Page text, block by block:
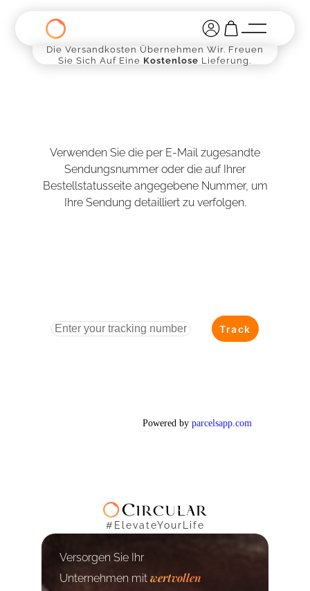
Die Versandkosten Übernehmen Wir. Freuen
Sie Sich Auf Eine Kostenlose Lieferung.
Verwenden Sie die per E-Mail zugesandte
Sendungsnummer oder die auf Ihrer
Bestellstatusseite angegebene Nummer, um
Ihre Sendung detailliert zu verfolgen.
#ElevateYourLife
Versorgen Sie Ihr
Unternehmen mitwertvollen